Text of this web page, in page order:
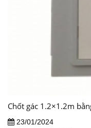
Chốt gác 1.2×1.2m
23/01/2024